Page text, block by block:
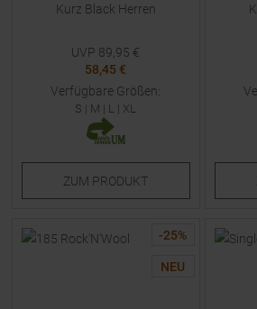
Kurz Black Herren
UVP 89,95 €
58,45 €
Verfügbare Größen:
S | M | L | XL
ZUM PRODUKT
-25%
NEU